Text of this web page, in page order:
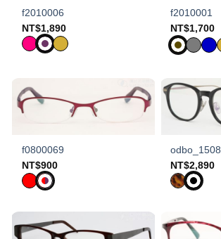
f2010006
NT$1,890
f2010001
NT$1,700
f0800069
NT$900
odbo_1508
NT$2,890